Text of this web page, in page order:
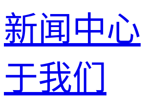
新闻中心
于我们